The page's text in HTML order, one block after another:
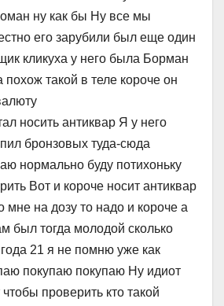
ну как бы Ну все мы
его зарубили был еще один
кликуха у него была Борман
такой в теле короче он
носить антиквар Я у него
бронзовых туда-сюда
нормально буду потихоньку
Вот и короче носит антиквар
мне на дозу то надо и короче а
был тогда молодой сколько
21 я не помню уже как
покупаю покупаю Ну идиот
проверить кто такой